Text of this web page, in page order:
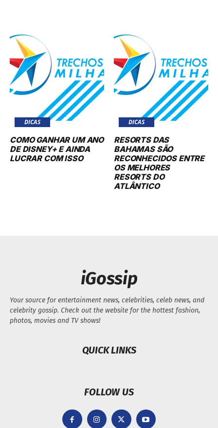
DICAS
COMO GANHAR UM ANO
DE DISNEY+ E AINDA
LUCRAR COM ISSO
DICAS
RESORTS DAS
BAHAMAS SÃO
RECONHECIDOS ENTRE
OS MELHORES
RESORTS DO
ATLÂNTICO
iGossip
Your source for entertainment news, celebrities, celeb news, and
celebrity gossip. Check out the website for the hottest fashion,
photos, movies and TV shows!
QUICK LINKS
FOLLOW US